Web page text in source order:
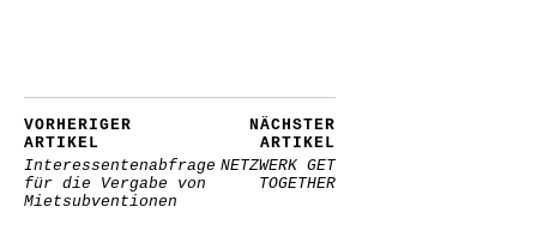
VORHERIGER
ARTIKEL
Interessentenabfrage
für die Vergabe von
Mietsubventionen
NÄCHSTER
ARTIKEL
NETZWERK GET
TOGETHER